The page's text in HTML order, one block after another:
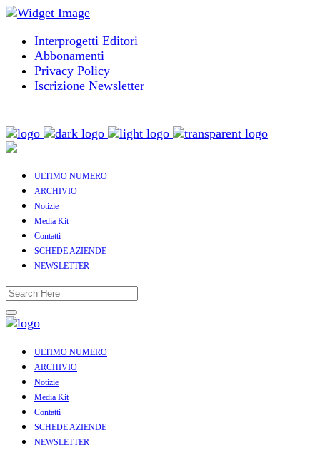
Interprogetti Editori
Abbonamenti
Privacy Policy
Iscrizione Newsletter
ULTIMO NUMERO
ARCHIVIO
Notizie
Media Kit
Contatti
SCHEDE AZIENDE
NEWSLETTER
ULTIMO NUMERO
ARCHIVIO
Notizie
Media Kit
Contatti
SCHEDE AZIENDE
NEWSLETTER